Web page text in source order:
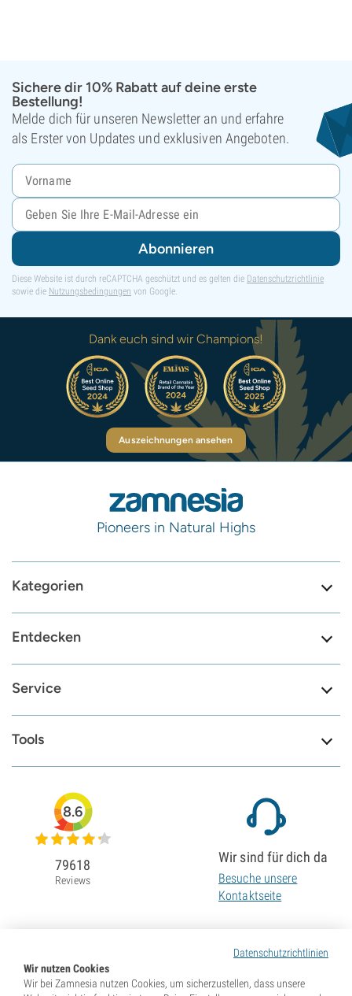
Sichere dir 10% Rabatt auf deine erste
Bestellung!
Melde dich für unseren Newsletter an und erfahre
als Erster von Updates und exklusiven Angeboten.
Abonnieren
Diese Website ist durch reCAPTCHA geschützt und es gelten die Datenschutzrichtlinie
sowie die Nutzungsbedingungen von Google.
Dank euch sind wir Champions!
Auszeichnungen ansehen
Pioneers in Natural Highs
Kategorien
Entdecken
Service
Tools
Datenschutzrichtlinien
Wir nutzen Cookies
Wir bei Zamnesia nutzen Cookies, um sicherzustellen, dass unsere
8.6
79618
Reviews
Wir sind für dich da
Besuche unsere
Kontaktseite